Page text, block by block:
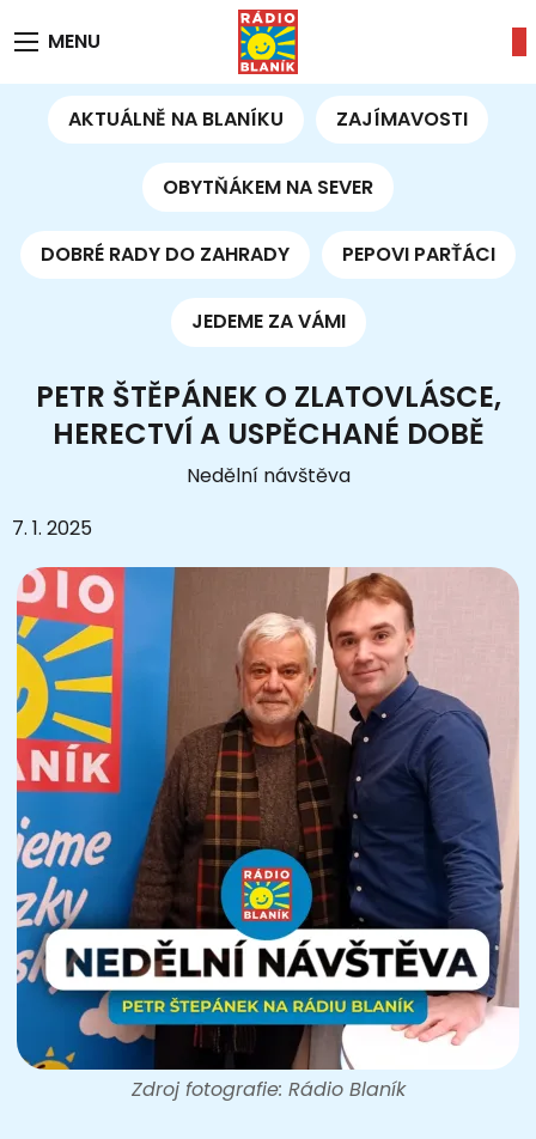
MENU
AKTUÁLNĚ NA BLANÍKU ZAJÍMAVOSTI
OBYTŇÁKEM NA SEVER
DOBRÉ RADY DO ZAHRADY PEPOVI PARŤÁCI
JEDEME ZA VÁMI
PETR ŠTĚPÁNEK O ZLATOVLÁSCE,
HERECTVÍ A USPĚCHANÉ DOBĚ
Nedělní návštěva
7. 1. 2025
Zdroj fotografie: Rádio Blaník